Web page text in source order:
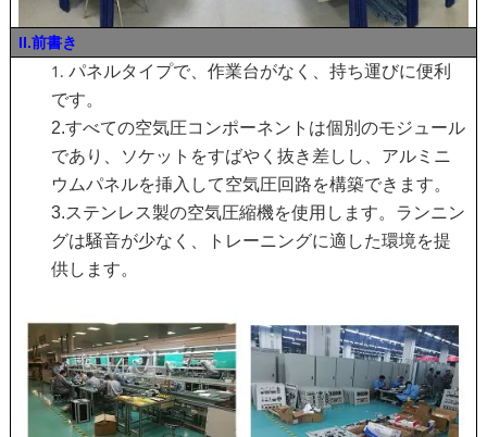
II.前書き
パネルタイプで、作業台がなく、持ち運びに便利
です。
2.すべての空気圧コンポーネントは個別のモジュール
であり、ソケットをすばやく抜き差しし、アルミニ
ウムパネルを挿入して空気圧回路を構築できます。
3.ステンレス製の空気圧縮機を使用します。ランニン
グは騒音が少なく、トレーニングに適した環境を提
供します。